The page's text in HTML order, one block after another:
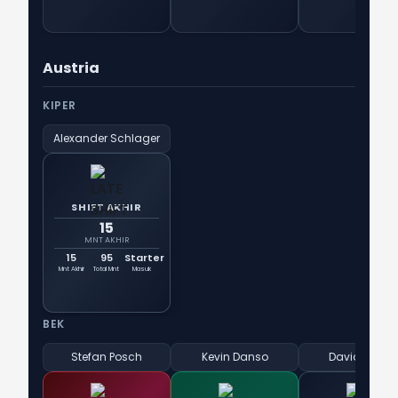
Austria
KIPER
Alexander Schlager
SHIFT AKHIR
15
MNT AKHIR
15
Mnt Akhir
95
Total Mnt
Starter
Masuk
BEK
Stefan Posch Kevin Danso David Alaba